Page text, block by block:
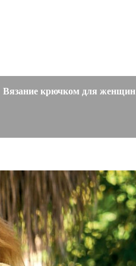
Вязание крючком для женщин